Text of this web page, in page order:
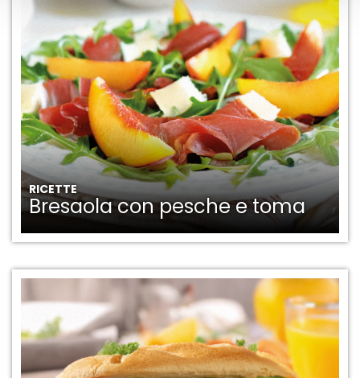
RICETTE
Bresaola con pesche e toma